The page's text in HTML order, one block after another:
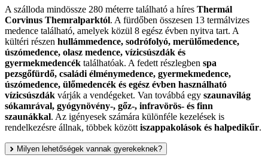
A szálloda mindössze 280 méterre található a híres Thermál
Corvinus Themralparktól. A fürdőben összesen 13 termálvizes
medence található, amelyek közül 8 egész évben nyitva tart. A
kültéri részen hullámmedence, sodrófolyó, merülőmedence,
úszómedence, olasz medence, vízicsúszdák és
gyermekmedencék találhatóak. A fedett részlegben spa
pezsgőfürdő, családi élménymedence, gyermekmedence,
úszómedence, ülőmedencék és egész évben használható
vízicsúszdák várják a vendégeket. Van továbbá egy szaunavilág
sókamrával, gyógynövény-, gőz-, infravörös- és finn
szaunákkal. Az igényesek számára különféle kezelések is
rendelkezésre állnak, többek között iszappakolások és halpedikűr.
Milyen lehetőségek vannak gyerekeknek?